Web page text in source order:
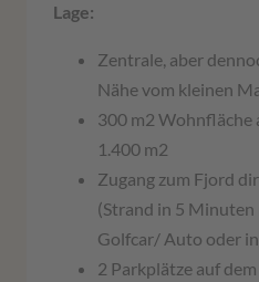
Lage:
Zentrale, aber
Nähe vom kleinen
300 m2 Wohnfläche
1.400 m2
Zugang zum Fjord
(Strand in 5
Golfcar/ Auto oder
2 Parkplätze auf